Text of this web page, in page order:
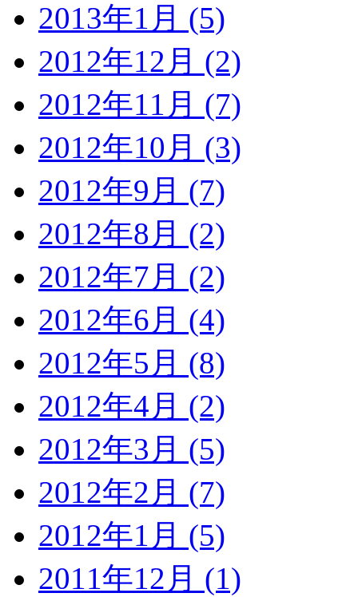
2013年1月 (5)
2012年12月 (2)
2012年11月 (7)
2012年10月 (3)
2012年9月 (7)
2012年8月 (2)
2012年7月 (2)
2012年6月 (4)
2012年5月 (8)
2012年4月 (2)
2012年3月 (5)
2012年2月 (7)
2012年1月 (5)
2011年12月 (1)